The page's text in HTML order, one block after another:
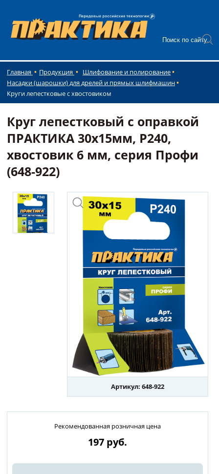
Главная Продукция
Шлифование и полирование
Насадки (шарошки) для дрелей и прямых шлифмашин
Круги лепестковые с хвостовиком
Круг лепестковый с оправкой
ПРАКТИКА 30х15мм, P240,
хвостовик 6 мм, серия Профи
(648-922)
Артикул: 648-922
Рекомендованная розничная цена
197 руб.